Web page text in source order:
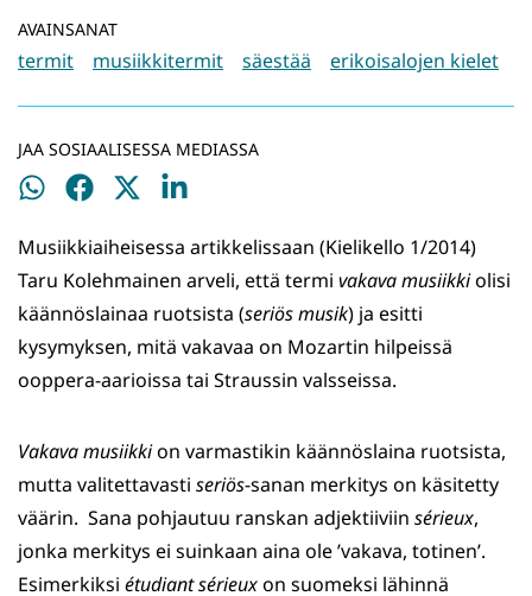
AVAINSANAT
termit musiikkitermit säestää erikoisalojen kielet
JAA SOSIAALISESSA MEDIASSA
Jaa
Jaa
Jaa
Jaa
Musiikkiaiheisessa artikkelissaan (Kielikello 1/2014)
Taru Kolehmainen arveli, että termi vakava musiikkiolisi
käännöslainaa ruotsista (seriös musik) ja esitti
kysymyksen, mitä vakavaa on Mozartin hilpeissä
ooppera-aarioissa tai Straussin valsseissa.
Vakava musiikkion varmastikin käännöslaina ruotsista,
mutta valitettavasti seriös-sanan merkitys on käsitetty
väärin. Sana pohjautuu ranskan adjektiiviin sérieux,
jonka merkitys ei suinkaan aina ole ’vakava, totinen’.
Esimerkiksi étudiant sérieuxon suomeksi lähinnä